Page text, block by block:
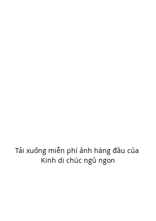
Tải xuống miễn phí ảnh hàng đầu của
Kinh dị chúc ngủ ngon